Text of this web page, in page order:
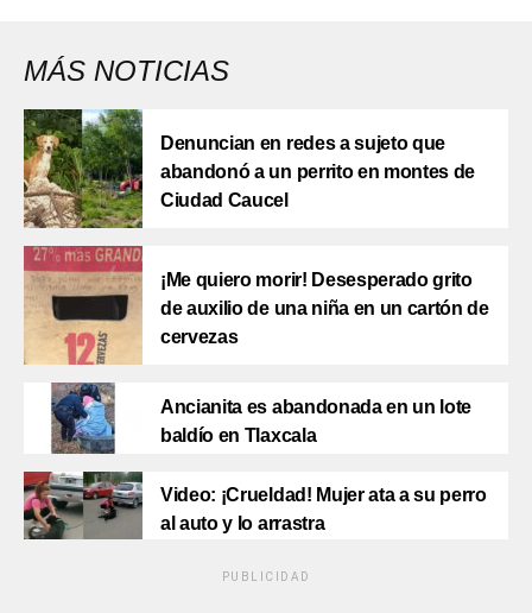
MÁS NOTICIAS
Denuncian en redes a sujeto que
abandonó a un perrito en montes de
Ciudad Caucel
¡Me quiero morir! Desesperado grito
de auxilio de una niña en un cartón de
cervezas
Ancianita es abandonada en un lote
baldío en Tlaxcala
Video: ¡Crueldad! Mujer ata a su perro
al auto y lo arrastra
PUBLICIDAD